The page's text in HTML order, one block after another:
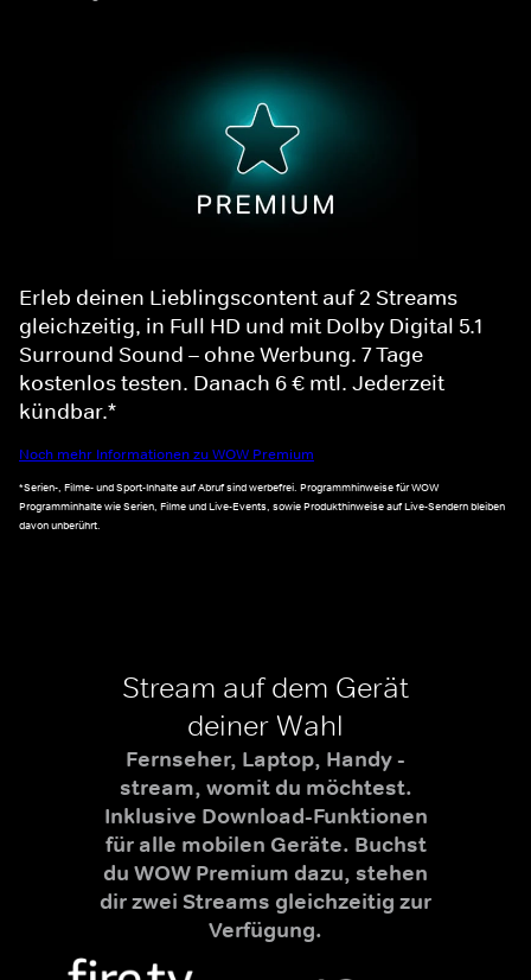
Erleb deinen Lieblingscontent auf 2 Streams
gleichzeitig, in Full HD und mit Dolby Digital 5.1
Surround Sound – ohne Werbung. 7 Tage
kostenlos testen. Danach 6 € mtl. Jederzeit
kündbar.*
Noch mehr Informationen zu WOW Premium
*Serien-, Filme- und Sport-Inhalte auf Abruf sind werbefrei. Programmhinweise für WOW
Programminhalte wie Serien, Filme und Live-Events, sowie Produkthinweise auf Live-Sendern bleiben
davon unberührt.
Stream auf dem Gerät
deiner Wahl
Fernseher, Laptop, Handy -
stream, womit du möchtest.
Inklusive Download-Funktionen
für alle mobilen Geräte. Buchst
du WOW Premium dazu, stehen
dir zwei Streams gleichzeitig zur
Verfügung.